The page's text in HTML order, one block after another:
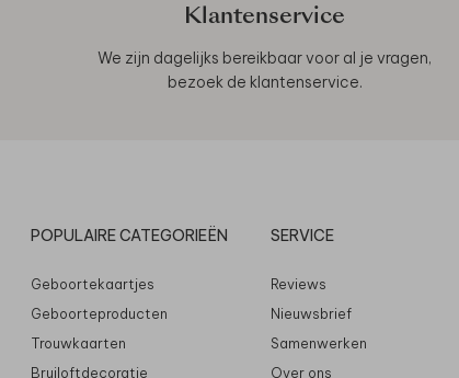
Klantenservice
We zijn dagelijks bereikbaar voor al je vragen,
bezoek de klantenservice.
POPULAIRE CATEGORIEËN
Geboortekaartjes
Geboorteproducten
Trouwkaarten
Bruiloftdecoratie
SERVICE
Reviews
Nieuwsbrief
Samenwerken
Over ons